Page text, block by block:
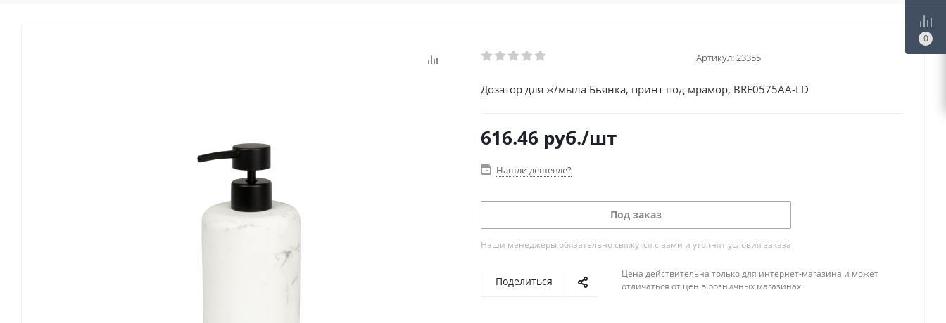
Артикул: 23355
Дозатор для ж/мыла Бьянка, принт под мрамор, BRE0575AA-LD
616.46 руб./шт
Нашли дешевле?
Под заказ
Наши менеджеры обязательно свяжутся с вами и уточнят условия заказа
Поделиться
Цена действительна только для интернет-магазина и может
отличаться от цен в розничных магазинах
0